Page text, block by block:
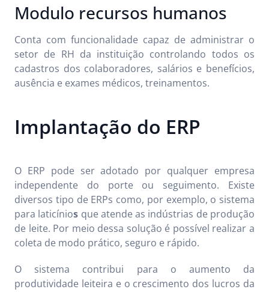
Modulo recursos humanos
Conta com funcionalidade capaz de administrar o
setor de RH da instituição controlando todos os
cadastros dos colaboradores, salários e benefícios,
ausência e exames médicos, treinamentos.
Implantação do ERP
O ERP pode ser adotado por qualquer empresa
independente do porte ou seguimento. Existe
diversos tipo de ERPs como, por exemplo, o sistema
para laticínios que atende as indústrias de produção
de leite. Por meio dessa solução é possível realizar a
coleta de modo prático, seguro e rápido.
O sistema contribui para o aumento da
produtividade leiteira e o crescimento dos lucros da